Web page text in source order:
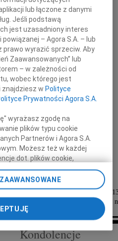
Podfilipski
pracownik Politechniki Łódzkiej,
Jego dusza jest już wolna.
Córki z rodzinami
Uroczystości pogrzebowe odbędą się
25 kwietnia 2022 roku o godzinie
p.w. św. Wincentego
Kondolencje
lub łączone z danymi
Jeśli podstawą
jest uzasadniony interes
powiązanej – Agora S.A. – lub
wyrazić sprzeciw. Aby
Zaawansowanych” lub
– w zależności od
wobec którego jest
znajdziesz wPolityce
Prywatności Agora S.A.
wyrażasz zgodę na
plików typu cookie
Partnerów i Agora S.A.
Możesz też w każdej
dot. plików cookie,
do zarządzania Twoimi
danych poprzez
w stopce serwisu i
zaawansowane”.
możliwa jest także za
S.A. możemy